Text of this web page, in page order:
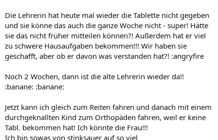
Die Lehrerin hat heute mal wieder die Tablette nicht gegeben
und sie könne das auch die ganze Woche nicht - super! Hätte
sie das nicht früher mitteilen können?! Außerdem hat er viel
zu schwere Hausaufgaben bekommen!!! Wir haben sie
geschafft, aber ob er davon was verstanden hat?! :angryfire
Noch 2 Wochen, dann ist die alte Lehrerin wieder da!!
:banane: :banane:
Jetzt kann ich gleich zum Reiten fahren und danach mit einem
durchgeknallten Kind zum Orthopäden fahren, weil er keine
Tabl. bekommen hat! Ich könnte die Frau!!!
Ich bin sowas von stinksauer auf so viel